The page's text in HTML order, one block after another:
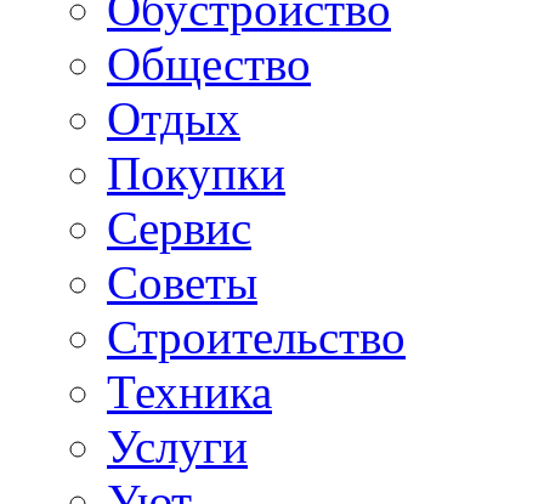
Общество
Отдых
Покупки
Сервис
Советы
Строительство
Техника
Услуги